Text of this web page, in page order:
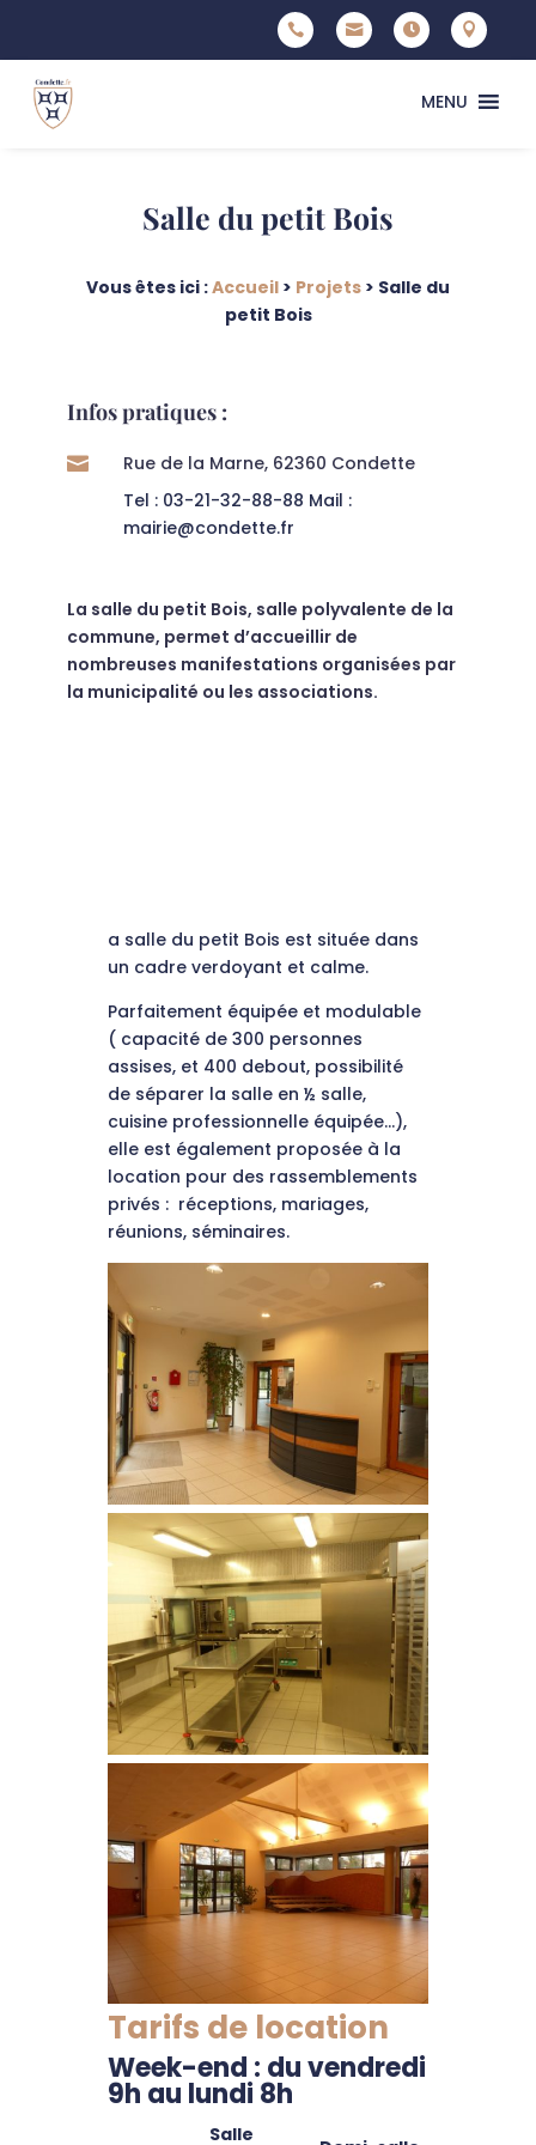




MENU
Salle du petit Bois
Vous êtes ici :Accueil > Projets > Salle du
petit Bois
Infos pratiques :

Rue de la Marne, 62360 Condette
Tel : 03-21-32-88-88 Mail :
mairie@condette.fr
La salle du petit Bois, salle polyvalente de la
commune, permet d’accueillir de
nombreuses manifestations organisées par
la municipalité ou les associations.
a salle du petit Bois est située dans
un cadre verdoyant et calme.
Parfaitement équipée et modulable
( capacité de 300 personnes
assises, et 400 debout, possibilité
de séparer la salle en ½ salle,
cuisine professionnelle équipée…),
elle est également proposée à la
location pour des rassemblements
privés : réceptions, mariages,
réunions, séminaires.
Tarifs de location
Week-end : du vendredi
9h au lundi 8h
Salle